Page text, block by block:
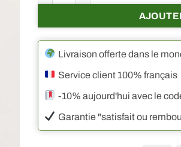
Livraison offerte dans le
Service client 100% français
-10% aujourd'hui avec le
Garantie "satisfait ou